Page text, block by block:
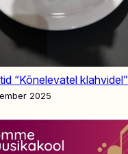
“Kõnelevatel klahvidel”
2025